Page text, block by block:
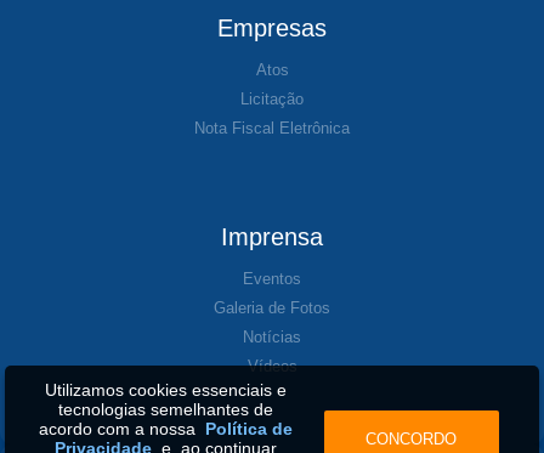
Empresas
Atos
Licitação
Nota Fiscal Eletrônica
Imprensa
Eventos
Galeria de Fotos
Notícias
Vídeos
Utilizamos cookies essenciais e
tecnologias semelhantes de
acordo com a nossa Política de
Privacidadee, ao continuar CONCORDO